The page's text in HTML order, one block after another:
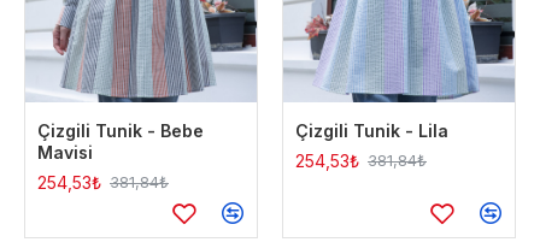
Çizgili Tunik - Bebe
Mavisi
254,53₺ 381,84₺
Çizgili Tunik - Lila
254,53₺ 381,84₺